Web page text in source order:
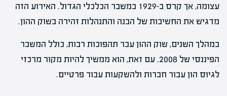
עצומה, אך קרס ב-1929 במשבר הכלכלי הגדול. האירוע הזה
מדגיש את החשיבות של הבנה והתנהלות זהירה בשוק ההון.
במהלך השנים, שוק ההון עבר תהפוכות רבות, כולל המשבר
הפיננסי של 2008. עם זאת, הוא ממשיך להיות מקור מרכזי
לגיוס הון עבור חברות ולהשקעות עבור פרטיים.